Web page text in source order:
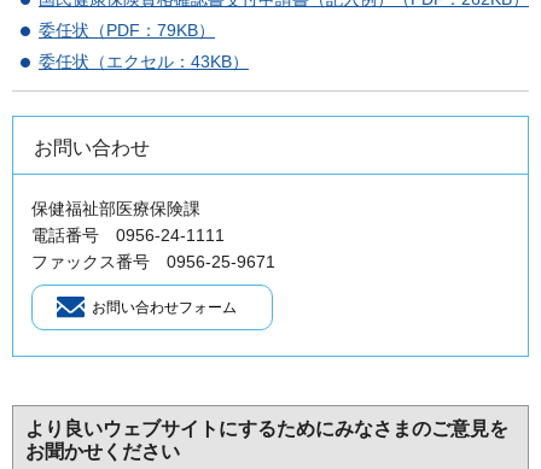
委任状（PDF：79KB）
委任状（エクセル：43KB）
お問い合わせ
保健福祉部医療保険課
電話番号 0956-24-1111
ファックス番号 0956-25-9671
より良いウェブサイトにするためにみなさまのご意見を
お聞かせください